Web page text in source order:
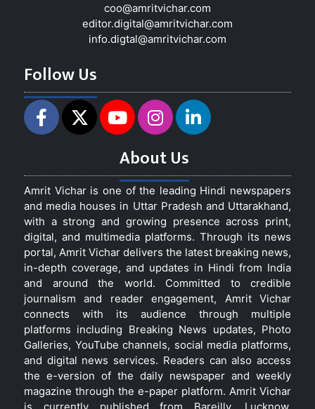
coo@amritvichar.com
editor.digital@amritvichar.com
info.digtal@amritvichar.com
Follow Us
About Us
Amrit Vichar is one of the leading Hindi newspapers
and media houses in Uttar Pradesh and Uttarakhand,
with a strong and growing presence across print,
digital, and multimedia platforms. Through its news
portal, Amrit Vichar delivers the latest breaking news,
in-depth coverage, and updates in Hindi from India
and around the world. Committed to credible
journalism and reader engagement, Amrit Vichar
connects with its audience through multiple
platforms including Breaking News updates, Photo
Galleries, YouTube channels, social media platforms,
and digital news services. Readers can also access
the e-version of the daily newspaper and weekly
magazine through the e-paper platform. Amrit Vichar
is currently published from Bareilly, Lucknow,